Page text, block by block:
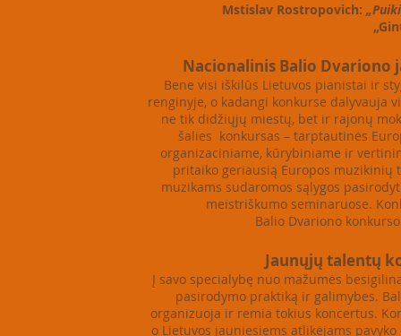
Mstislav Rostropovich:
Nacionalinis Balio
Bene visi iškilūs Lietuvos pianistai ir
renginyje, o kadangi konkurse dalyvauja
ne tik didžiųjų miestų, bet ir rajonų
šalies konkursas – tarptautinės
organizaciniame, kūrybiniame ir
pritaiko geriausią Europos
muzikams sudaromos sąlygos
meistriškumo seminaruose.
Balio Dvariono
Jaunųjų talentų
Į savo specialybę nuo mažumės
pasirodymo praktiką ir galimybes.
organizuoja ir remia tokius koncertus.
o Lietuvos jauniesiems atlikėjams